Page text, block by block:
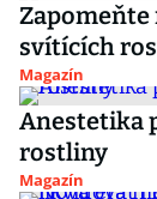
Zapomeňte
svítících
Magazín
Anestetika
rostliny
Magazín